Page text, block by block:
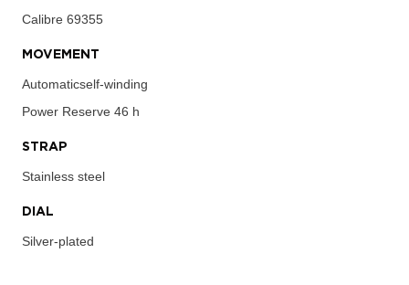
Calibre 69355
MOVEMENT
Automaticself-winding
Power Reserve 46 h
STRAP
Stainless steel
DIAL
Silver-plated